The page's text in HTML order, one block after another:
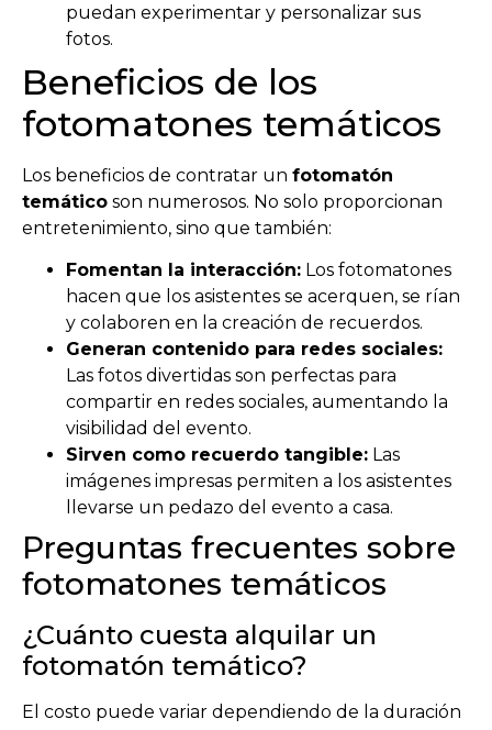
puedan experimentar y personalizar sus
fotos.
Beneficios de los
fotomatones temáticos
Los beneficios de contratar un fotomatón
temático son numerosos. No solo proporcionan
entretenimiento, sino que también:
Fomentan la interacción: Los fotomatones
hacen que los asistentes se acerquen, se rían
y colaboren en la creación de recuerdos.
Generan contenido para redes sociales:
Las fotos divertidas son perfectas para
compartir en redes sociales, aumentando la
visibilidad del evento.
Sirven como recuerdo tangible: Las
imágenes impresas permiten a los asistentes
llevarse un pedazo del evento a casa.
Preguntas frecuentes sobre
fotomatones temáticos
¿Cuánto cuesta alquilar un
fotomatón temático?
El costo puede variar dependiendo de la duración